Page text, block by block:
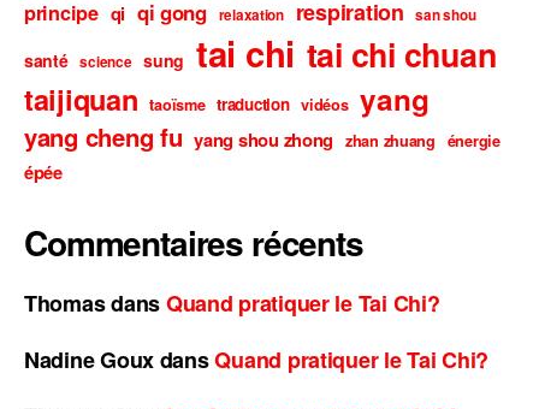
principe qi qi gong relaxation respiration san shou
santé science sung tai chi tai chi chuan
taijiquan taoïsme traduction vidéos yang
yang cheng fu yang shou zhong zhan zhuang énergie
épée
Commentaires récents
ThomasdansQuand pratiquer le Tai Chi?
Nadine GouxdansQuand pratiquer le Tai Chi?